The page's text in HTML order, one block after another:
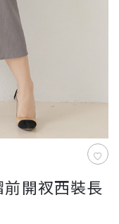
開衩西裝長